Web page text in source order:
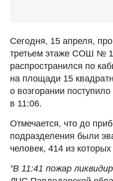
Сегодня, 15 апреля,
третьем этаже СОШ №
распространился по
на площади 15
о возгорании
в 11:06.
Отмечается, что до
подразделения были
человек, 414 из
"В 11:41 пожар